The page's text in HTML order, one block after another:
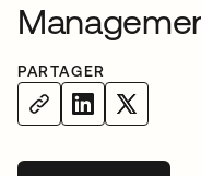
PARTAGER